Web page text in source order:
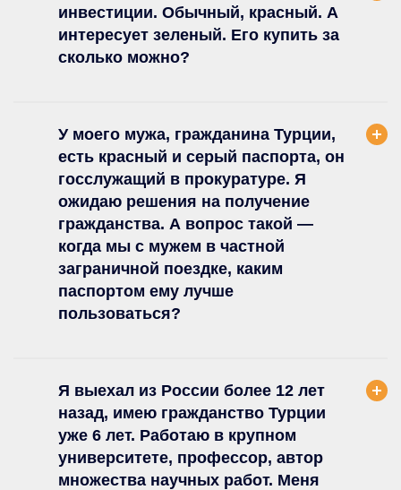
инвестиции. Обычный, красный. А
интересует зеленый. Его купить за
сколько можно?
У моего мужа, гражданина Турции,
есть красный и серый паспорта, он
госслужащий в прокуратуре. Я
ожидаю решения на получение
гражданства. А вопрос такой —
когда мы с мужем в частной
заграничной поездке, каким
паспортом ему лучше
пользоваться?
Я выехал из России более 12 лет
назад, имею гражданство Турции
уже 6 лет. Работаю в крупном
университете, профессор, автор
множества научных работ. Меня